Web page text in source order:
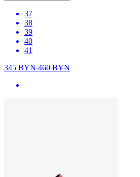
37
38
39
40
41
345 BYN460BYN